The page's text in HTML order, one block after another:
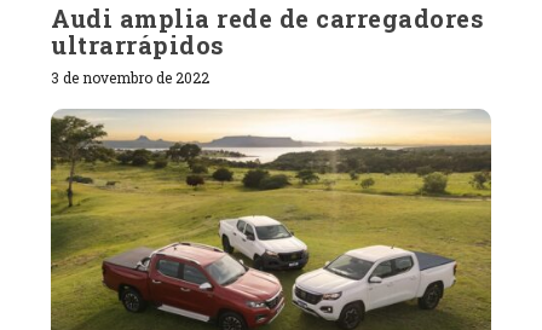
Audi amplia rede de carregadores
ultrarrápidos
3 de novembro de 2022